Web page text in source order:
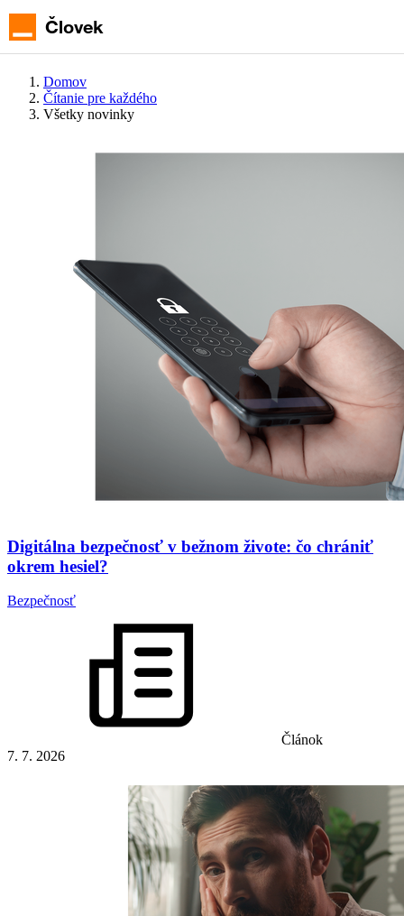
Človek
Domov
Čítanie pre každého
Všetky novinky
Digitálna bezpečnosť v bežnom živote: čo chrániť
okrem hesiel?
Bezpečnosť
Článok
7. 7. 2026